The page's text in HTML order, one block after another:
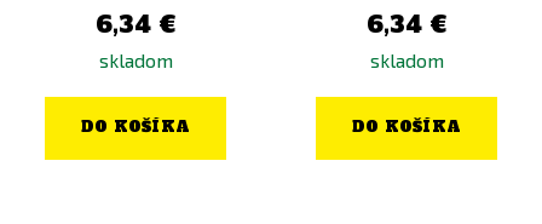
6,34 €
skladom
DO KOŠÍKA
6,34 €
skladom
DO KOŠÍKA